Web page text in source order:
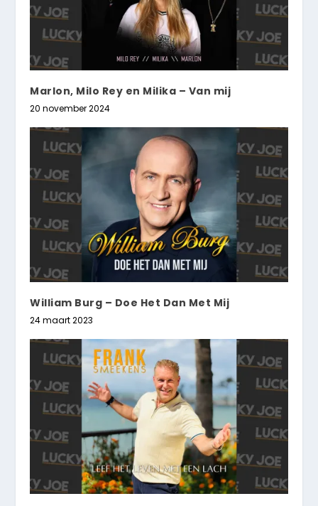
Marlon, Milo Rey en Milika – Van mij
20 november 2024
William Burg – Doe Het Dan Met Mij
24 maart 2023